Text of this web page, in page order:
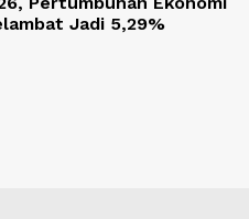
Jadi 5,29%